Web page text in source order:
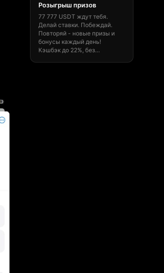
Розыгрыш призов
77 777 USDT ждут тебя.
Делай ставки. Побеждай.
Повторяй - новые призы и
бонусы каждый день!
Кэшбэк до 22%, без